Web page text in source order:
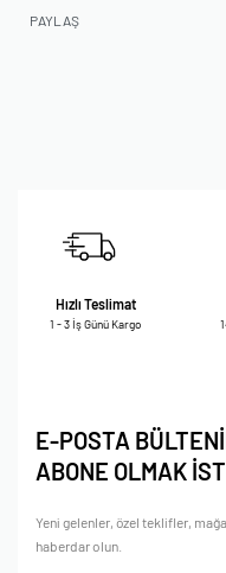
PAYLAŞ
Hızlı Teslimat
1 - 3 İş Günü Kargo
E-POSTA
ABONE OLMAK
Yeni gelenler, özel teklifler,
haberdar olun.